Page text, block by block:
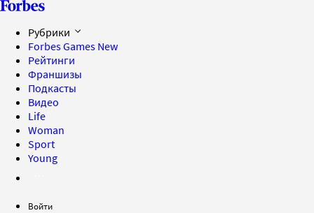
Рубрики
Forbes Games New
Рейтинги
Франшизы
Подкасты
Видео
Life
Woman
Sport
Young
Войти